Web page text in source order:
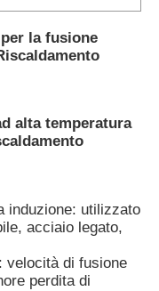
la fusione
alta temperatura
induzione: utilizzato
acciaio legato,
velocità di fusione
perdita di